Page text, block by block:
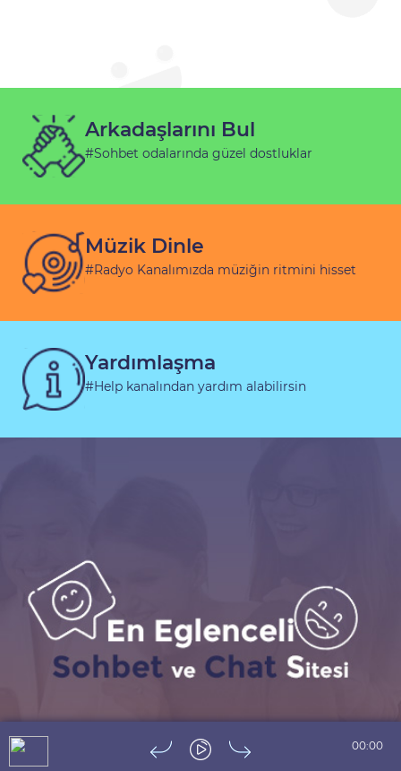
Arkadaşlarını Bul
#Sohbet odalarında güzel dostluklar
Müzik Dinle
#Radyo Kanalımızda müziğin ritmini hisset
Yardımlaşma
#Help kanalından yardım alabilirsin
00:00